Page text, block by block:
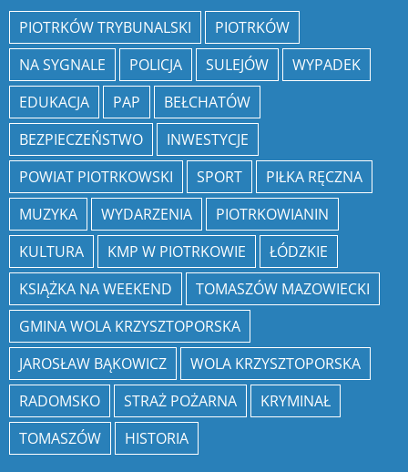
PIOTRKÓW TRYBUNALSKI
PIOTRKÓW
NA SYGNALE
POLICJA SULEJÓW
WYPADEK
EDUKACJA
PAP
BEŁCHATÓW
BEZPIECZEŃSTWO
INWESTYCJE
POWIAT PIOTRKOWSKI
SPORT
PIŁKA RĘCZNA
MUZYKA
WYDARZENIA
PIOTRKOWIANIN
KULTURA
KMP W PIOTRKOWIE
ŁÓDZKIE
KSIĄŻKA NA WEEKEND
TOMASZÓW MAZOWIECKI
GMINA WOLA KRZYSZTOPORSKA
JAROSŁAW BĄKOWICZ
WOLA KRZYSZTOPORSKA
RADOMSKO
STRAŻ POŻARNA
KRYMINAŁ
TOMASZÓW
HISTORIA